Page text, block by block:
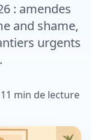
: amendes
and shame,
urgents
11 min de lecture